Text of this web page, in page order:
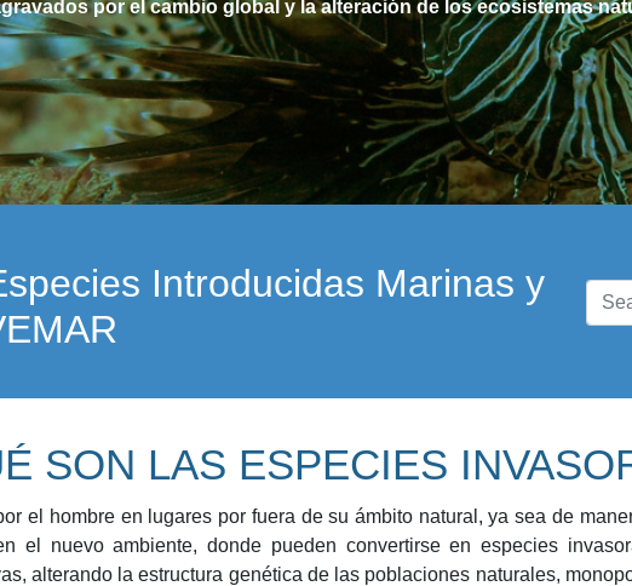
por el cambio global y la alteración de los ecosistemas
Introducidas Marinas y
SON LAS ESPECIES
el hombre en lugares por fuera de su ámbito natural, ya sea de
el nuevo ambiente, donde pueden convertirse en especies
alterando la estructura genética de las poblaciones naturales,